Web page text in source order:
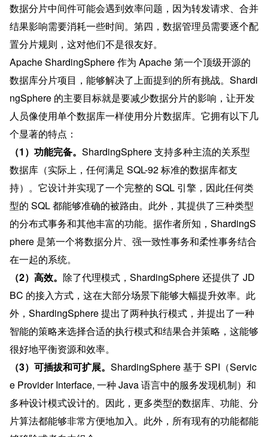
数据分片中间件可能会遇到效率问题，因为转发请求、合并
结果影响需要消耗一些时间。第四，数据管理员需要逐个配
置分片规则，这对他们不是很友好。
Apache ShardingSphere 作为 Apache 第一个顶级开源的
数据库分片项目，能够解决了上面提到的所有挑战。Shardi
ngSphere 的主要目标就是要减少数据分片的影响，让开发
人员像使用单个数据库一样使用分片数据库。它拥有以下几
个显著的特点：
（1）功能完备。 ShardingSphere 支持多种主流的关系型
数据库（实际上，任何满足 SQL-92 标准的数据库都支
持）。它设计并实现了一个完整的 SQL 引擎，因此任何类
型的 SQL 都能够准确的被路由。此外，其提供了三种类型
的分布式事务和其他丰富的功能。据作者所知，ShardingS
phere 是第一个将数据分片、强一致性事务和柔性事务结合
在一起的系统。
（2）高效。 除了代理模式，ShardingSphere 还提供了 JD
BC 的接入方式，这在大部分场景下能够大幅提升效率。此
外，ShardingSphere 提出了两种执行模式，并提出了一种
智能的策略来选择合适的执行模式和结果合并策略，这能够
很好地平衡资源和效率。
（3）可插拔和可扩展。 ShardingSphere 基于 SPI（Servic
e Provider Interface, 一种 Java 语言中的服务发现机制）和
多种设计模式设计的。因此，更多类型的数据库、功能、分
片算法都能够非常方便地加入。此外，所有现有的功能都能